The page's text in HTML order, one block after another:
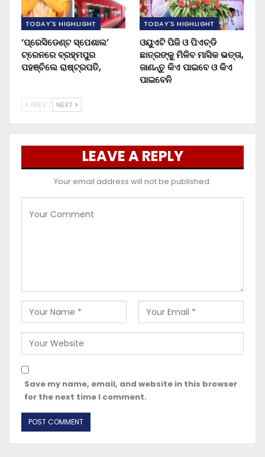
TODAY'S HIGHLIGHT
‘ପ୍ରେସିଡେଣ୍ଟ ସ୍ପେଶାଲ’
ଟ୍ରେନରେ ବ୍ରହ୍ମପୁର
ପହଞ୍ଚିଲେ ରାଷ୍ଟ୍ରପତି,
TODAY'S HIGHLIGHT
ଓୟୁଏଟି ପିଜି ଓ ପିଏଚ୍‌ଡି
ଛାତ୍ରଙ୍କୁ ମିଳିବ ମାସିକ ଭତ୍ତା,
ଜାଣନ୍ତୁ କିଏ ପାଇବେ ଓ କିଏ
ପାଇବେନି
PREV NEXT
LEAVE A REPLY
Your email address will not be published.
Save my name, email, and website in this browser
for the next time I comment.